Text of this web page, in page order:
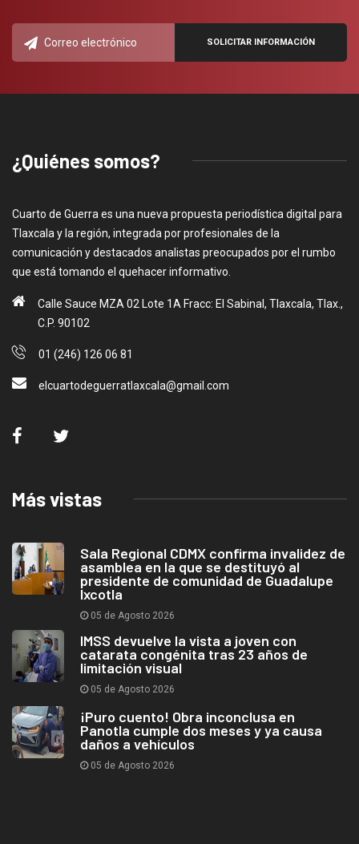
¿Quiénes somos?
Cuarto de Guerra es una nueva propuesta periodística digital para
Tlaxcala y la región, integrada por profesionales de la
comunicación y destacados analistas preocupados por el rumbo
que está tomando el quehacer informativo.
Calle Sauce MZA 02 Lote 1A Fracc: El Sabinal, Tlaxcala, Tlax.,
C.P. 90102
01 (246) 126 06 81
elcuartodeguerratlaxcala@gmail.com
Más vistas
Sala Regional CDMX confirma invalidez de
asamblea en la que se destituyó al
presidente de comunidad de Guadalupe
Ixcotla
05 de Agosto 2026
IMSS devuelve la vista a joven con
catarata congénita tras 23 años de
limitación visual
05 de Agosto 2026
¡Puro cuento! Obra inconclusa en
Panotla cumple dos meses y ya causa
daños a vehículos
05 de Agosto 2026